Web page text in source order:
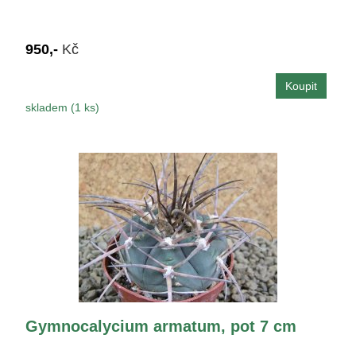
950,- Kč
skladem (1 ks)
Gymnocalycium armatum, pot 7 cm